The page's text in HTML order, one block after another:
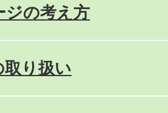
ジの考え方
取り扱い